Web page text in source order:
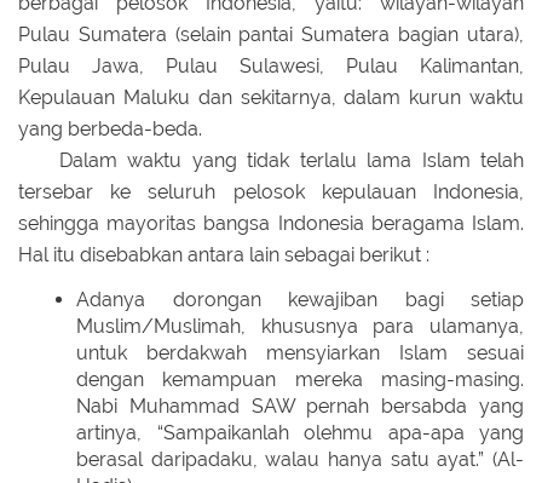
Pulau Sumatera (selain pantai Sumatera bagian utara),
Pulau Jawa, Pulau Sulawesi, Pulau Kalimantan,
Kepulauan Maluku dan sekitarnya, dalam kurun waktu
yang berbeda-beda.
Dalam waktu yang tidak terlalu lama Islam telah
tersebar ke seluruh pelosok kepulauan Indonesia,
sehingga mayoritas bangsa Indonesia beragama Islam.
Hal itu disebabkan antara lain sebagai berikut :
Adanya dorongan kewajiban bagi setiap
Muslim/Muslimah, khususnya para ulamanya,
untuk berdakwah mensyiarkan Islam sesuai
dengan kemampuan mereka masing-masing.
Nabi Muhammad SAW pernah bersabda yang
artinya, “Sampaikanlah olehmu apa-apa yang
berasal daripadaku, walau hanya satu ayat.” (Al-